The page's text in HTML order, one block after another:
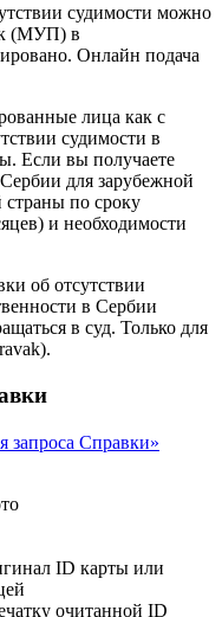
судимости можно
(МУП) в
Онлайн подача
лица как с
судимости в
Если вы получаете
для зарубежной
страны по сроку
и необходимости
об отсутствии
в Сербии
в суд. Только для
запроса Справки»
ID карты или
очитанной ID